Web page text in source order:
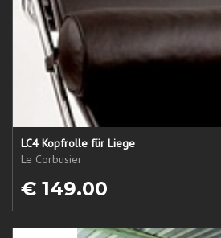
LC4 Kopfrolle für Liege
Le Corbusier
€ 149.00